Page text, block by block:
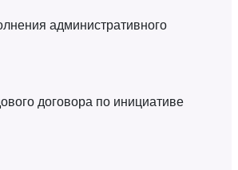
административного
договора по инициативе